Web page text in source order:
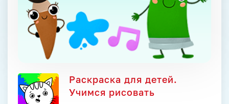
Раскраска для детей.
Учимся рисовать